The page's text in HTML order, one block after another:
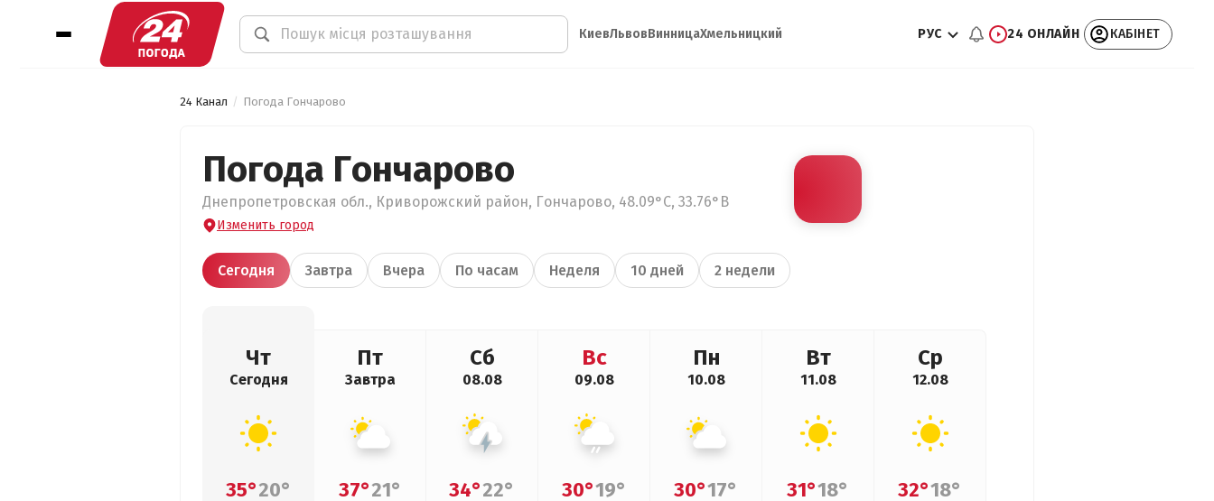
КиевЛьвовВинницаХмельницкий РУС 24 ОНЛАЙН КАБІНЕТ
24 Канал Погода Гончарово
Погода Гончарово
Днепропетровская обл., Криворожский район, Гончарово, 48.09°С, 33.76°В
Изменить город
Сегодня Завтра Вчера По часам Неделя 10 дней 2 недели
Чт
Сегодня
35°20°
Пт
Завтра
37°21°
Сб
08.08
34°22°
Вс
09.08
30°19°
Пн
10.08
30°17°
Вт
11.08
31°18°
Ср
12.08
32°18°